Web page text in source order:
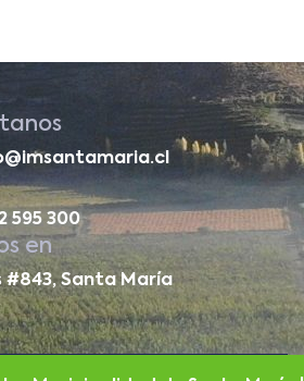
595 300
en
#843, Santa María